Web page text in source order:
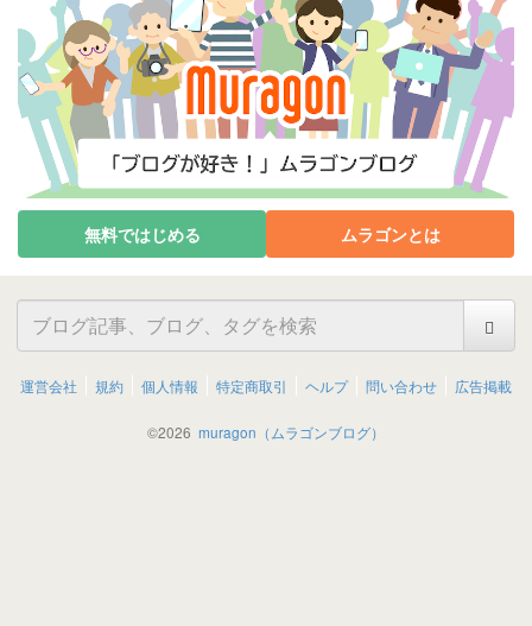
無料ではじめる ムラゴンとは
運営会社 規約 個人情報 特定商取引 ヘルプ 問い合わせ 広告掲載
©2026 muragon（ムラゴンブログ）